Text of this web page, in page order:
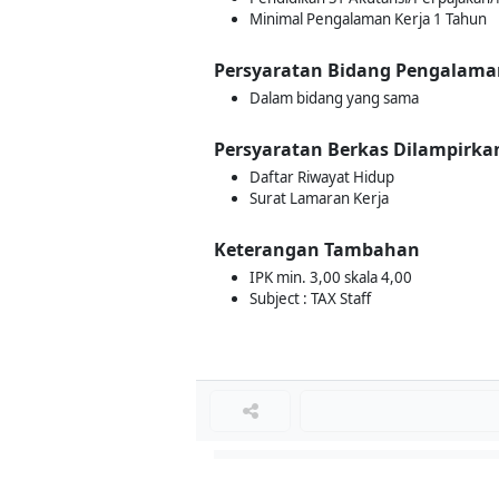
Minimal Pengalaman Kerja 1 Tahun
Persyaratan Bidang
Dalam bidang yang sama
Persyaratan Berkas
Daftar Riwayat Hidup
Surat Lamaran Kerja
Keterangan Tambahan
IPK min. 3,00 skala 4,00
Subject : TAX Staff